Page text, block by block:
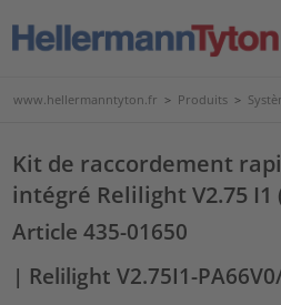
www.hellermanntyton.fr > Produits >
Kit de raccordement
intégré Relilight V2.75 I1
Article 435-01650
| Relilight V2.75I1-